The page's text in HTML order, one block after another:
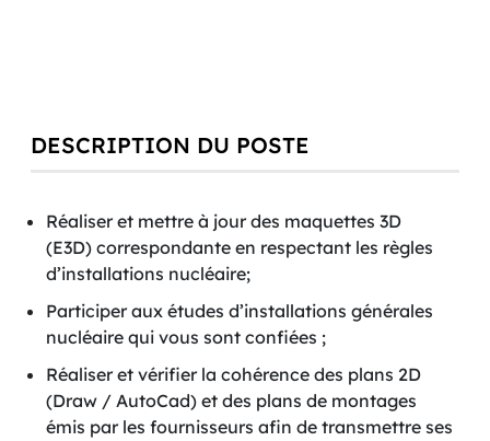
DESCRIPTION DU POSTE
Réaliser et mettre à jour des maquettes 3D
(E3D) correspondante en respectant les règles
d’installations nucléaire;
Participer aux études d’installations générales
nucléaire qui vous sont confiées ;
Réaliser et vérifier la cohérence des plans 2D
(Draw / AutoCad) et des plans de montages
émis par les fournisseurs afin de transmettre ses